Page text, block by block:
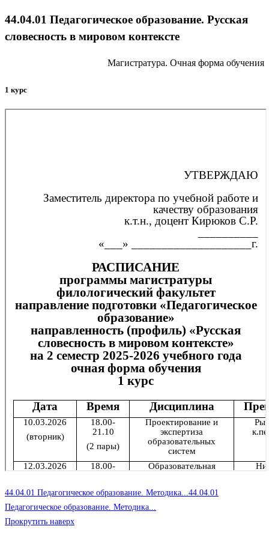
44.04.01 Педагогическое образование. Русская
словесность в мировом контексте
Магистратура. Очная форма обучения
1 курс
44.04.01 Педагогическое образование. Методика... 44.04.01
Педагогическое образование. Методика...
Прокрутить наверх